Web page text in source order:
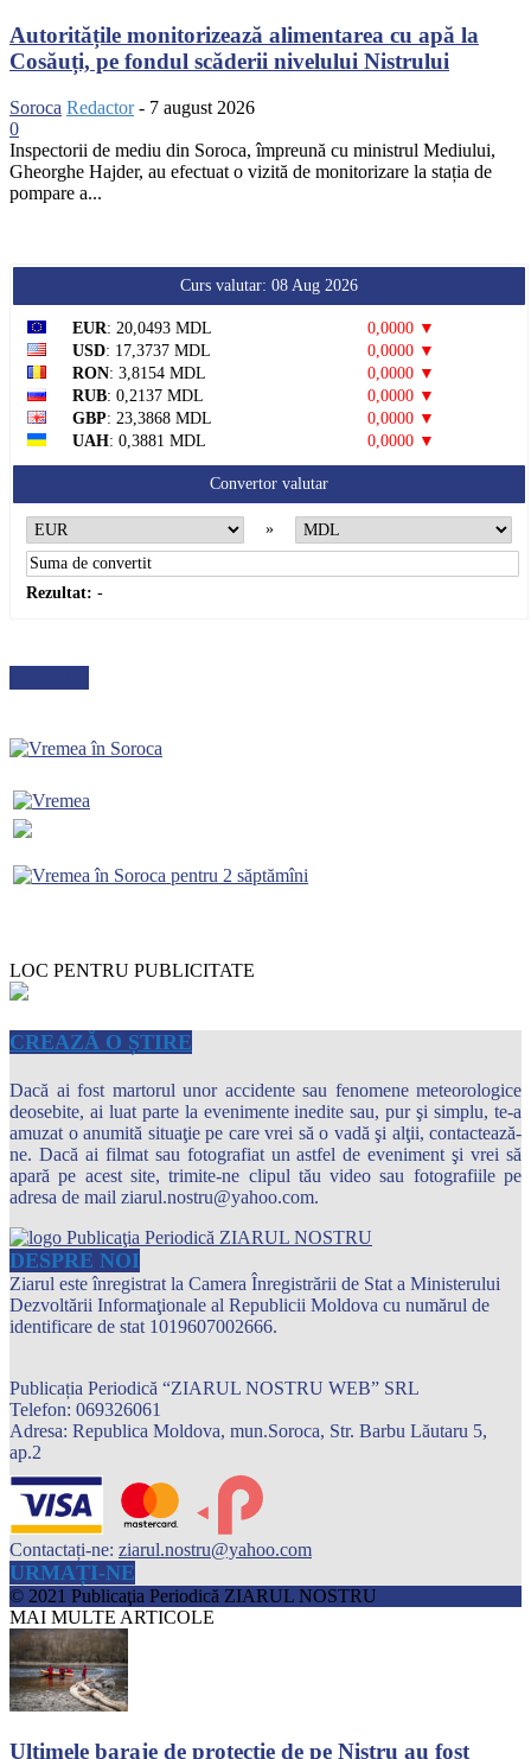
Autoritățile monitorizează alimentarea cu apă la
Cosăuți, pe fondul scăderii nivelului Nistrului
Soroca Redactor - 7 august 2026
0
Inspectorii de mediu din Soroca, împreună cu ministrul Mediului,
Gheorghe Hajder, au efectuat o vizită de monitorizare la stația de
pompare a...
Curs valutar: 08 Aug 2026
EUR: 20,0493 MDL
0,0000 ▼
USD: 17,3737 MDL
0,0000 ▼
RON: 3,8154 MDL
0,0000 ▼
RUB: 0,2137 MDL
0,0000 ▼
GBP: 23,3868 MDL
0,0000 ▼
UAH: 0,3881 MDL 0,0000 ▼
Convertor valutar
»
Rezultat: -
LOC PENTRU PUBLICITATE
CREAZĂ O ȘTIRE
Dacă ai fost martorul unor accidente sau fenomene meteorologice
deosebite, ai luat parte la evenimente inedite sau, pur şi simplu, te-a
amuzat o anumită situaţie pe care vrei să o vadă şi alţii, contactează-
ne. Dacă ai filmat sau fotografiat un astfel de eveniment şi vrei să
apară pe acest site, trimite-ne clipul tău video sau fotografiile pe
adresa de mail ziarul.nostru@yahoo.com.
DESPRE NOI
Ziarul este înregistrat la Camera Înregistrării de Stat a Ministerului
Dezvoltării Informaţionale al Republicii Moldova cu numărul de
identificare de stat 1019607002666.
Publicația Periodică “ZIARUL NOSTRU WEB” SRL
Telefon: 069326061
Adresa: Republica Moldova, mun.Soroca, Str. Barbu Lăutaru 5,
ap.2
Contactați-ne: ziarul.nostru@yahoo.com
URMAȚI-NE
© 2021 Publicaţia Periodică ZIARUL NOSTRU
MAI MULTE ARTICOLE
Ultimele baraje de protecție de pe Nistru au fost